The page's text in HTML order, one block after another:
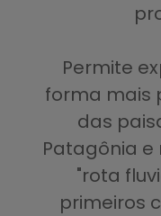
Permite
forma mais
das
Patagônia
"rota
primeiros